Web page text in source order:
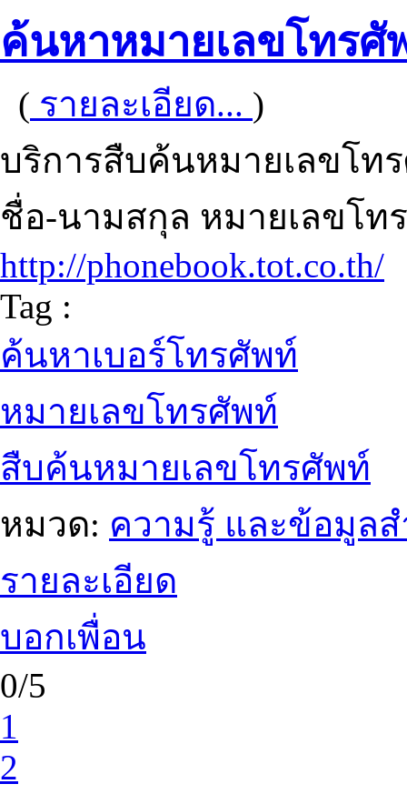
ค้นหาหมายเลขโทรศั
( รายละเอียด... )
บริการสืบค้นหมายเลขโท
ชื่อ-นามสกุล หมายเลขโ
http://phonebook.tot.co.th/
Tag :
ค้นหาเบอร์โทรศัพท์
หมายเลขโทรศัพท์
สืบค้นหมายเลขโทรศัพท์
หมวด: ความรู้ และข้อมูล
รายละเอียด
บอกเพื่อน
0/5
1
2